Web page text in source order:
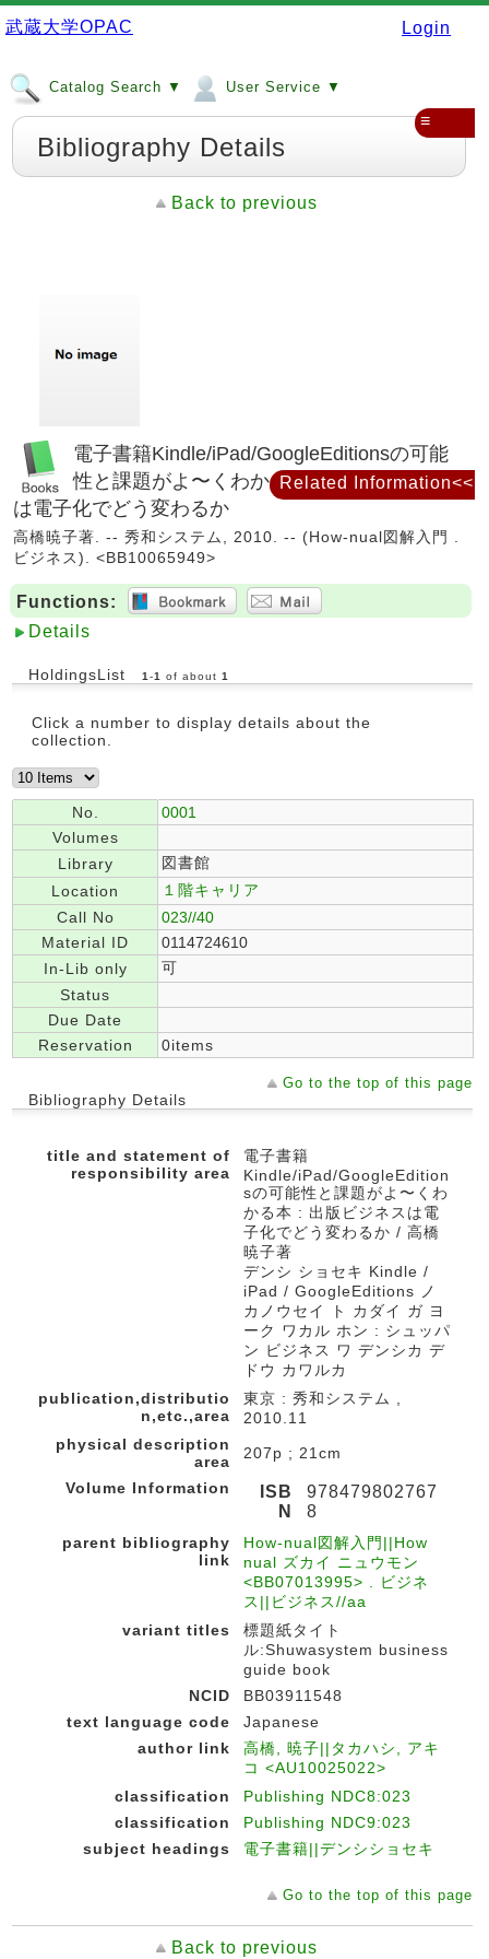
武蔵大学OPAC Login
Catalog Search ▼ User Service ▼
≡
Bibliography Details
Back to previous
電子書籍Kindle/iPad/GoogleEditionsの可能
性と課題がよ〜くわかる本 : 出版ビジネス
は電子化でどう変わるか
高橋暁子著. -- 秀和システム, 2010. -- (How-nual図解入門 .
ビジネス). <BB10065949>
Functions:
Details
HoldingsList 1 -1 of about 1
Click a number to display details about the
collection.
No.
0001
Volumes
Library
図書館
Location
１階キャリア
Call No
023//40
Material ID
0114724610
In-Lib only
可
Status
Due Date
Reservation
0items
Go to the top of this page
Bibliography Details
title and statement of
responsibility area
電子書籍
Kindle/iPad/GoogleEdition
sの可能性と課題がよ〜くわ
かる本 : 出版ビジネスは電
子化でどう変わるか / 高橋
暁子著
デンシ ショセキ Kindle /
iPad / GoogleEditions ノ
カノウセイ ト カダイ ガ ヨ
ーク ワカル ホン : シュッパ
ン ビジネス ワ デンシカ デ
ドウ カワルカ
publication,distributio
n,etc.,area
東京 : 秀和システム ,
2010.11
physical description
area
207p ; 21cm
Volume Information
ISB
N
978479802767
8
parent bibliography
link
How-nual図解入門||How
nual ズカイ ニュウモン
<BB07013995> . ビジネ
ス||ビジネス//aa
variant titles
標題紙タイト
ル:Shuwasystem business
guide book
NCID
BB03911548
text language code
Japanese
author link
高橋, 暁子||タカハシ, アキ
コ <AU10025022>
classification
Publishing NDC8:023
classification
Publishing NDC9:023
subject headings
電子書籍||デンシショセキ
Go to the top of this page
Back to previous
Related Information<<